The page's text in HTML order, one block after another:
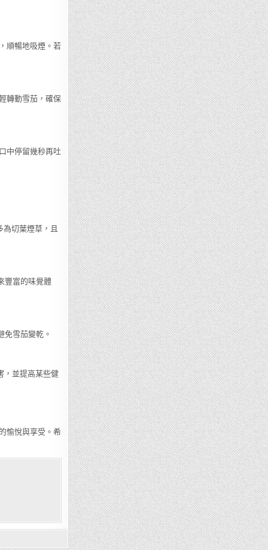
順暢地吸煙。若
轉動雪茄，確保
中停留幾秒再吐
切葉煙草，且
豐富的味覺體
免雪茄變乾。
，並提高某些健
愉悅與享受。希